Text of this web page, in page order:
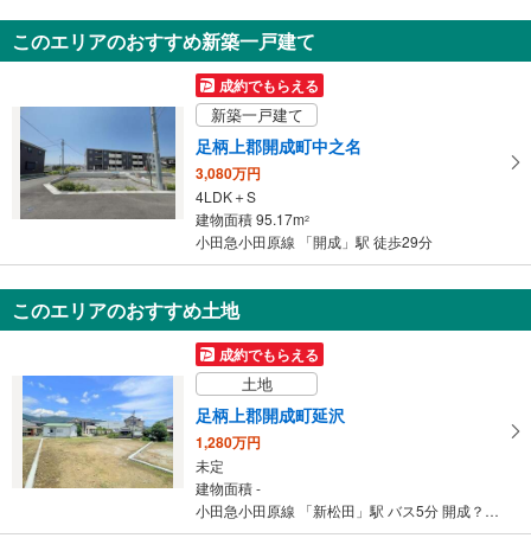
このエリアのおすすめ新築一戸建て
成約でもらえる
新築一戸建て
足柄上郡開成町中之名
3,080万円
4LDK＋S
建物面積 95.17m2
小田急小田原線 「開成」駅 徒歩29分
このエリアのおすすめ土地
成約でもらえる
土地
足柄上郡開成町延沢
1,280万円
未定
建物面積 -
小田急小田原線 「新松田」駅 バス5分 開成？学校 バス停下車 徒歩8分